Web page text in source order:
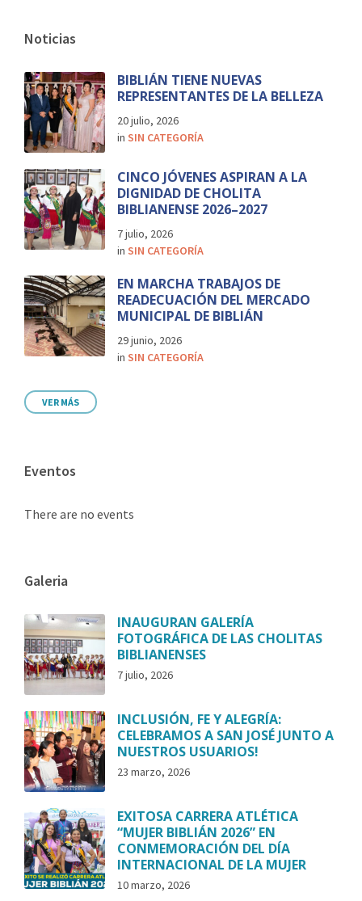
Noticias
BIBLIÁN TIENE NUEVAS
REPRESENTANTES DE LA BELLEZA
20 julio, 2026
in SIN CATEGORÍA
CINCO JÓVENES ASPIRAN A LA
DIGNIDAD DE CHOLITA
BIBLIANENSE 2026–2027
7 julio, 2026
in SIN CATEGORÍA
EN MARCHA TRABAJOS DE
READECUACIÓN DEL MERCADO
MUNICIPAL DE BIBLIÁN
29 junio, 2026
in SIN CATEGORÍA
VER MÁS
Eventos
There are no events
Galeria
INAUGURAN GALERÍA
FOTOGRÁFICA DE LAS CHOLITAS
BIBLIANENSES
7 julio, 2026
INCLUSIÓN, FE Y ALEGRÍA:
CELEBRAMOS A SAN JOSÉ JUNTO A
NUESTROS USUARIOS!
23 marzo, 2026
EXITOSA CARRERA ATLÉTICA
“MUJER BIBLIÁN 2026” EN
CONMEMORACIÓN DEL DÍA
INTERNACIONAL DE LA MUJER
10 marzo, 2026